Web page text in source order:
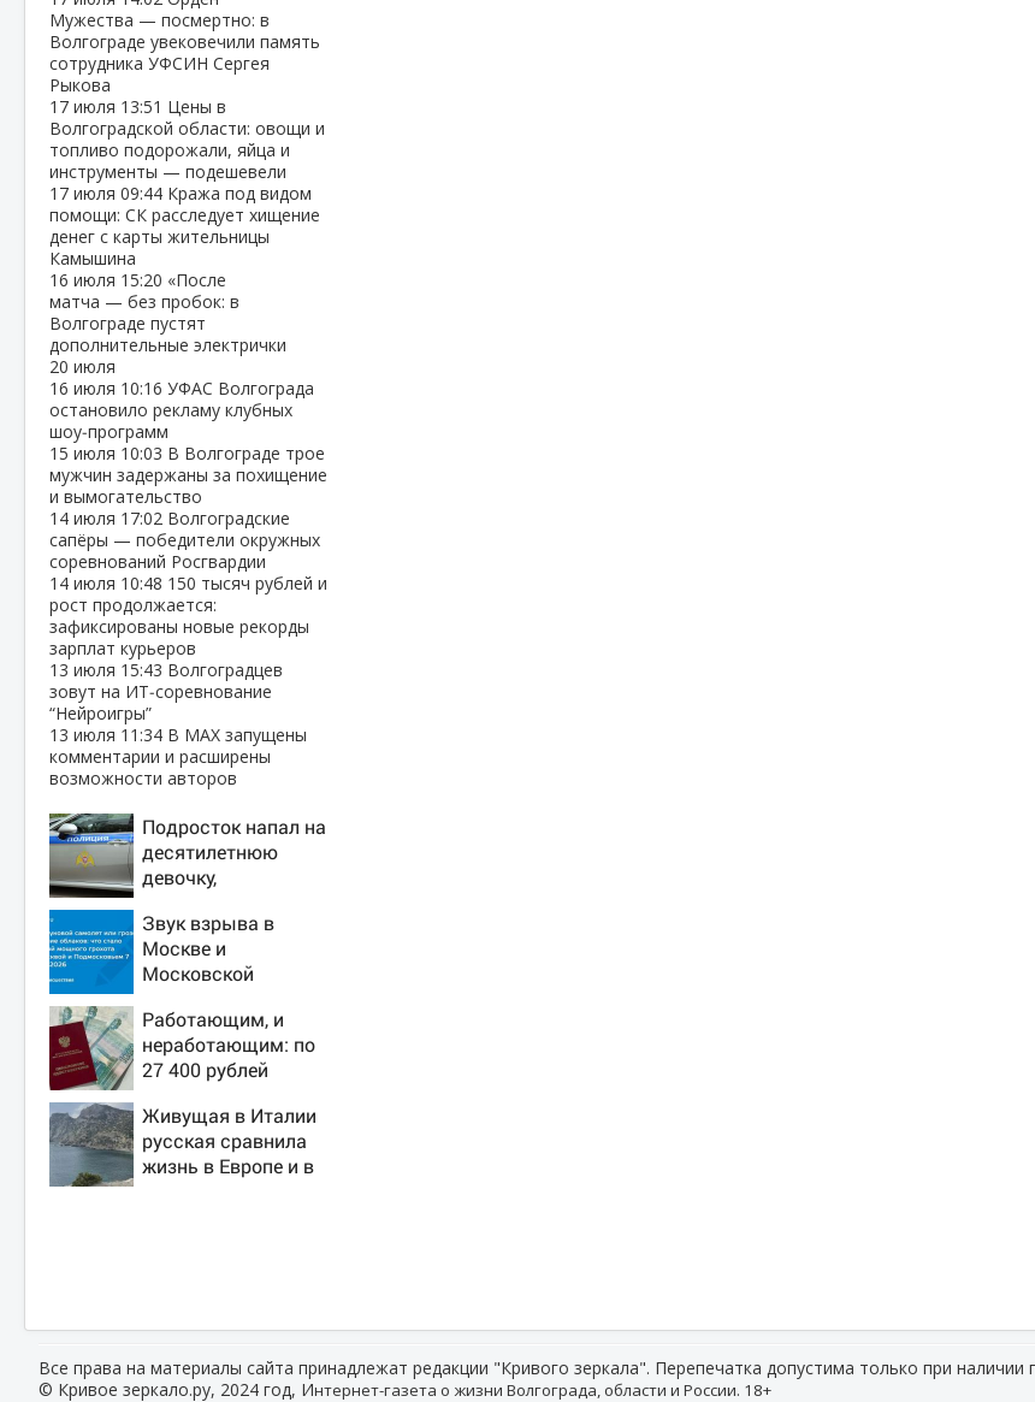
Мужества — посмертно: в
Волгограде увековечили память
сотрудника УФСИН Сергея
Рыкова
17 июля 13:51 Цены в
Волгоградской области: овощи и
топливо подорожали, яйца и
инструменты — подешевели
17 июля 09:44 Кража под видом
помощи: СК расследует хищение
денег с карты жительницы
Камышина
16 июля 15:20 «После
матча — без пробок: в
Волгограде пустят
дополнительные электрички
20 июля
16 июля 10:16 УФАС Волгограда
остановило рекламу клубных
шоу‑программ
15 июля 10:03 В Волгограде трое
мужчин задержаны за похищение
и вымогательство
14 июля 17:02 Волгоградские
сапёры — победители окружных
соревнований Росгвардии
14 июля 10:48 150 тысяч рублей и
рост продолжается:
зафиксированы новые рекорды
зарплат курьеров
13 июля 15:43 Волгоградцев
зовут на ИТ‑соревнование
“Нейроигры”
13 июля 11:34 В МАХ запущены
комментарии и расширены
возможности авторов
Подросток напал на
десятилетнюю
девочку,
квартиру
Звук взрыва в
Москве и
Московской
2026 года: Причины,
источник, откуда
был громкий хлопок
Работающим, и
неработающим: по
27 400 рублей
в сентябре -
PrimaMedia.ru
Живущая в Италии
русская сравнила
жизнь в Европе и в
Все права на материалы сайта принадлежат редакции "Кривого зеркала". Перепечатка допустима только при наличии
© Кривое зеркало.ру, 2024 год, Интернет-газета о жизни Волгограда, области и России. 18+